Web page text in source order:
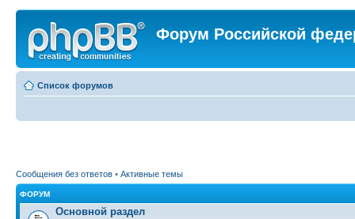
Форум Российской
Список форумов
Сообщения без ответов • Активные темы
ФОРУМ
Основной раздел